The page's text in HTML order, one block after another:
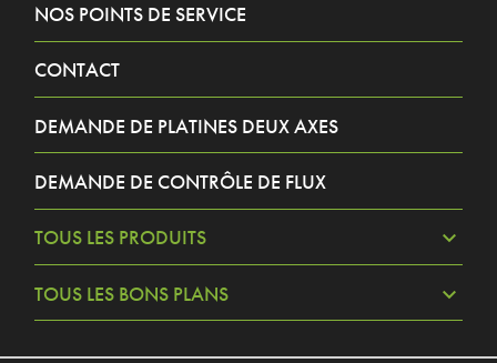
NOS POINTS DE SERVICE
CONTACT
DEMANDE DE PLATINES DEUX AXES
DEMANDE DE CONTRÔLE DE FLUX
TOUS LES PRODUITS
TOUS LES BONS PLANS